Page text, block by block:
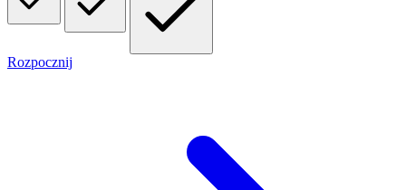
Rozpocznij